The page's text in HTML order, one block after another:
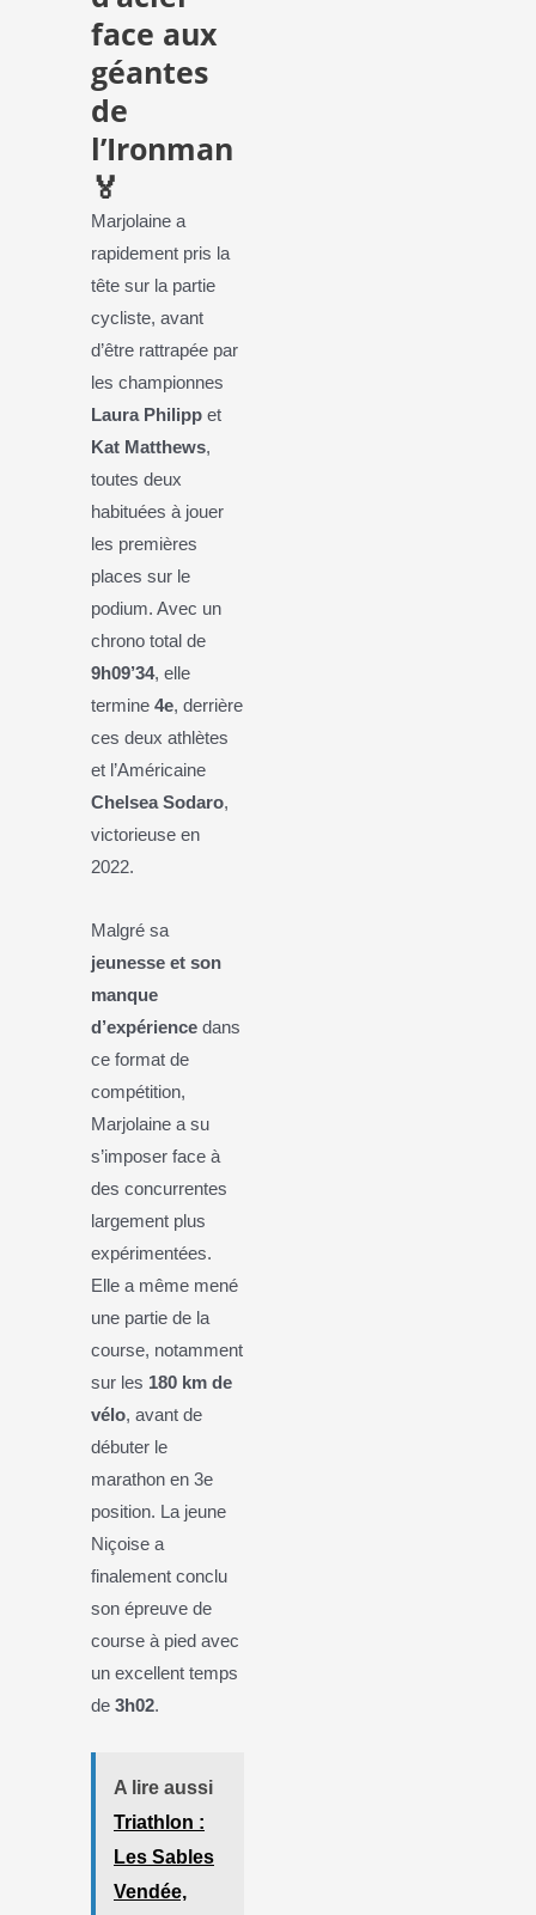
face aux
géantes
de
l’Ironman
🏅
Marjolaine a
rapidement pris la
tête sur la partie
cycliste, avant
d’être rattrapée par
les championnes
Laura Philipp et
Kat Matthews,
toutes deux
habituées à jouer
les premières
places sur le
podium. Avec un
chrono total de
9h09’34, elle
termine4e, derrière
ces deux athlètes
et l’Américaine
Chelsea Sodaro,
victorieuse en
2022.
Malgré sa
jeunesse et son
manque
d’expérience dans
ce format de
compétition,
Marjolaine a su
s’imposer face à
des concurrentes
largement plus
expérimentées.
Elle a même mené
une partie de la
course, notamment
sur les 180 km de
vélo, avant de
débuter le
marathon en 3e
position. La jeune
Niçoise a
finalement conclu
son épreuve de
course à pied avec
un excellent temps
de3h02.
A lire aussi
Triathlon :
Les Sables
Vendée,